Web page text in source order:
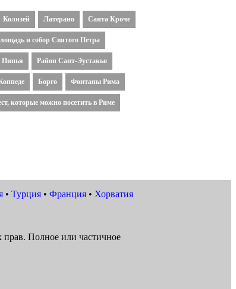
Колизей Латерано Санта Кроче
и собор Святого Петра
Пинья Район Сант-Эустакьо
Борго Фонтаны Рима
которые можно посетить в Риме
• Турция • Франция • Хорватия
Полное или частичное